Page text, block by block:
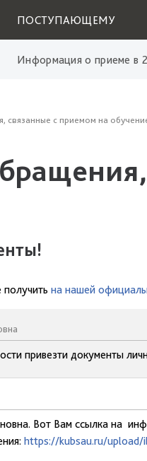
ПОСТУПАЮЩЕМУ
Информация о приеме в
связанные с приемом на
на нашей
привезти документы
Вот Вам ссылка на
https://kubsau.ru/